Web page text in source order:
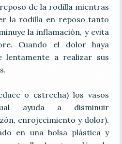
de la rodilla mientras
la rodilla en reposo tanto
la inflamación, y evita
Cuando el dolor haya
lentamente a realizar sus
o estrecha) los vasos
ayuda a disminuir
enrojecimiento y dolor).
en una bolsa plástica y